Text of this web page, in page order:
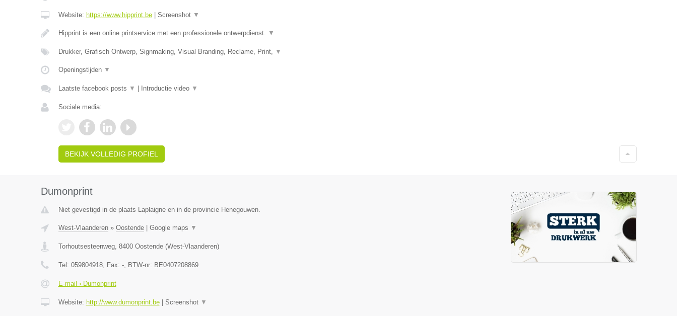
Website: https://www.hipprint.be| Screenshot ▼
Hipprint is een online printservice met een professionele ontwerpdienst. ▼
Drukker, Grafisch Ontwerp, Signmaking, Visual Branding, Reclame, Print, ▼
Openingstijden ▼
Laatste facebook posts ▼ Introductie video ▼
Sociale media:
BEKIJK VOLLEDIG PROFIEL
Dumonprint
Niet gevestigd in de plaats Laplaigne en in de provincie Henegouwen.
West-Vlaanderen» Oostende| Google maps ▼
Torhoutsesteenweg, 8400 Oostende(West-Vlaanderen)
Tel: 059804918, Fax: -, BTW-nr: BE0407208869
E-mail › Dumonprint
Website: http://www.dumonprint.be| Screenshot ▼